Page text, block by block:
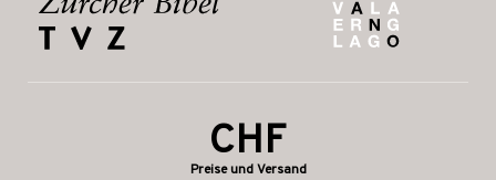
CHF
Preise und Versand